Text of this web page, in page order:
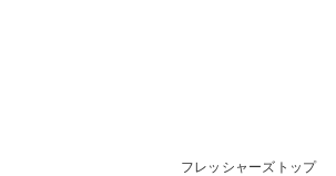
フレッシャーズトップ